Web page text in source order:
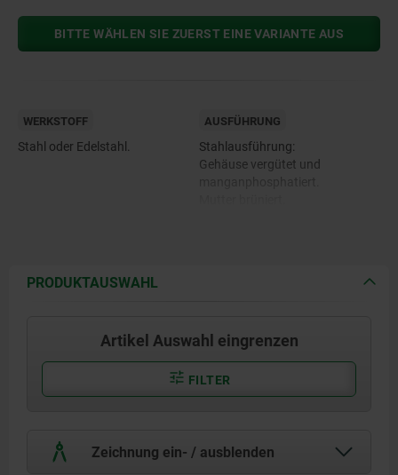
BITTE WÄHLEN SIE ZUERST EINE VARIANTE AUS
WERKSTOFF
Stahl oder Edelstahl.
AUSFÜHRUNG
Stahlausführung:
Gehäuse vergütet und
PRODUKTAUSWAHL
Artikel Auswahl eingrenzen
FILTER
Zeichnung ein- / ausblenden